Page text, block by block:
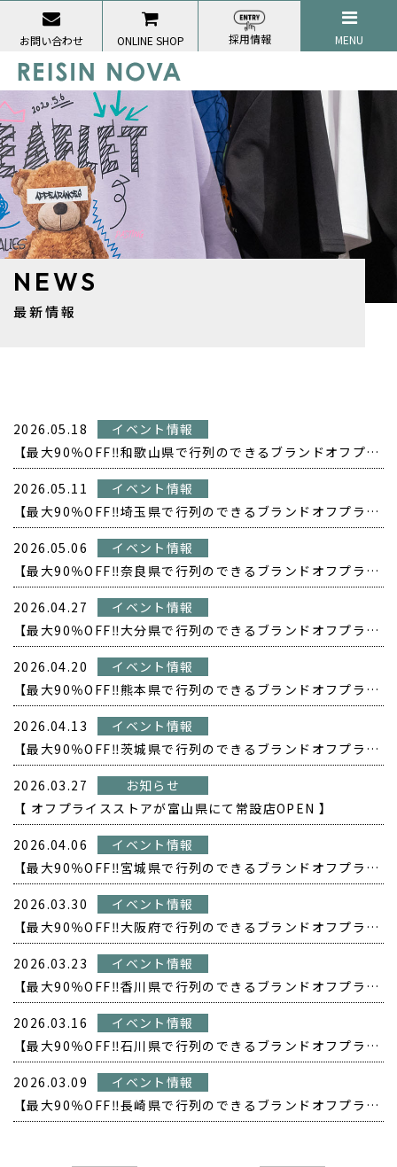
NEWS
最新情報
2026.05.18
イベント情報
【最大90％OFF‼️和歌山県で行列のできるブランドオフプライス POPUP開催❗️】
2026.05.11
イベント情報
【最大90％OFF‼️埼玉県で行列のできるブランドオフプライス POPUP開催❗️】
2026.05.06
イベント情報
【最大90％OFF‼️奈良県で行列のできるブランドオフプライス POPUP開催❗️】
2026.04.27
イベント情報
【最大90％OFF‼️大分県で行列のできるブランドオフプライス POPUP開催❗️】
2026.04.20
イベント情報
【最大90％OFF‼️熊本県で行列のできるブランドオフプライス POPUP開催❗️】
2026.04.13
イベント情報
【最大90％OFF‼️茨城県で行列のできるブランドオフプライス POPUP開催❗️】
2026.03.27
お知らせ
【 オフプライスストアが富山県にて常設店OPEN 】
2026.04.06
イベント情報
【最大90％OFF‼️宮城県で行列のできるブランドオフプライス POPUP開催❗️】
2026.03.30
イベント情報
【最大90％OFF‼️大阪府で行列のできるブランドオフプライス POPUP開催❗️】
2026.03.23
イベント情報
【最大90％OFF‼️香川県で行列のできるブランドオフプライス POPUP開催❗️】
2026.03.16
イベント情報
【最大90％OFF‼️石川県で行列のできるブランドオフプライス POPUP開催❗️】
2026.03.09
イベント情報
【最大90％OFF‼️長崎県で行列のできるブランドオフプライス POPUP開催❗️】
お問い合わせ ONLINE SHOP 採用情報 MENU